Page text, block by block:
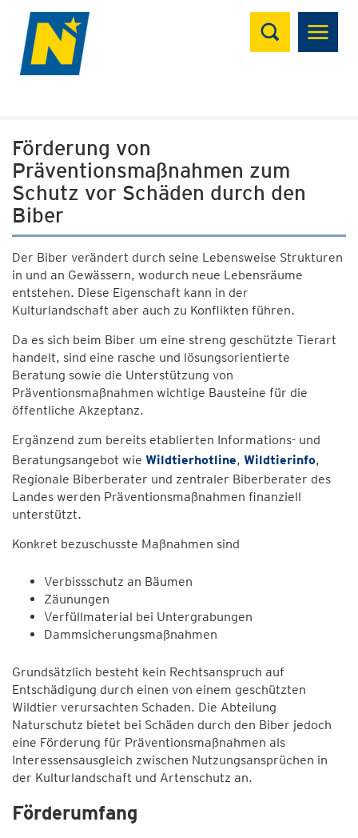
Suchen
Förderung von
Präventionsmaßnahmen zum
Schutz vor Schäden durch den
Biber
Der Biber verändert durch seine Lebensweise Strukturen
in und an Gewässern, wodurch neue Lebensräume
entstehen. Diese Eigenschaft kann in der
Kulturlandschaft aber auch zu Konflikten führen.
Da es sich beim Biber um eine streng geschützte Tierart
handelt, sind eine rasche und lösungsorientierte
Beratung sowie die Unterstützung von
Präventionsmaßnahmen wichtige Bausteine für die
öffentliche Akzeptanz.
Ergänzend zum bereits etablierten Informations- und
Beratungsangebot wie Wildtierhotline, Wildtierinfo,
Regionale Biberberater und zentraler Biberberater des
Landes werden Präventionsmaßnahmen finanziell
unterstützt.
Konkret bezuschusste Maßnahmen sind
Verbissschutz an Bäumen
Zäunungen
Verfüllmaterial bei Untergrabungen
Dammsicherungsmaßnahmen
Grundsätzlich besteht kein Rechtsanspruch auf
Entschädigung durch einen von einem geschützten
Wildtier verursachten Schaden. Die Abteilung
Naturschutz bietet bei Schäden durch den Biber jedoch
eine Förderung für Präventionsmaßnahmen als
Interessensausgleich zwischen Nutzungsansprüchen in
der Kulturlandschaft und Artenschutz an.
Förderumfang